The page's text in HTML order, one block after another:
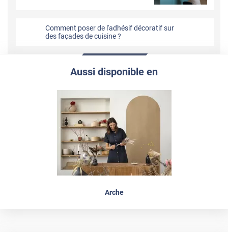
Comment poser de l'adhésif décoratif sur
des façades de cuisine ?
Aussi disponible en
Arche